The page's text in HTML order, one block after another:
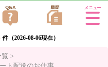
件（2026-08-06現在）
Tog
>